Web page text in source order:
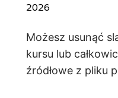
2026
Możesz usunąć
kursu lub
źródłowe z pliku